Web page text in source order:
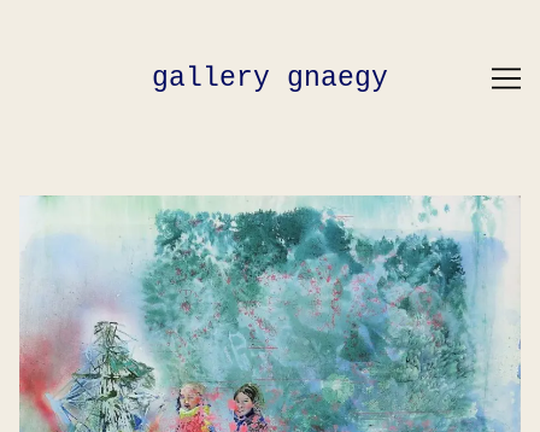
gallery gnaegy